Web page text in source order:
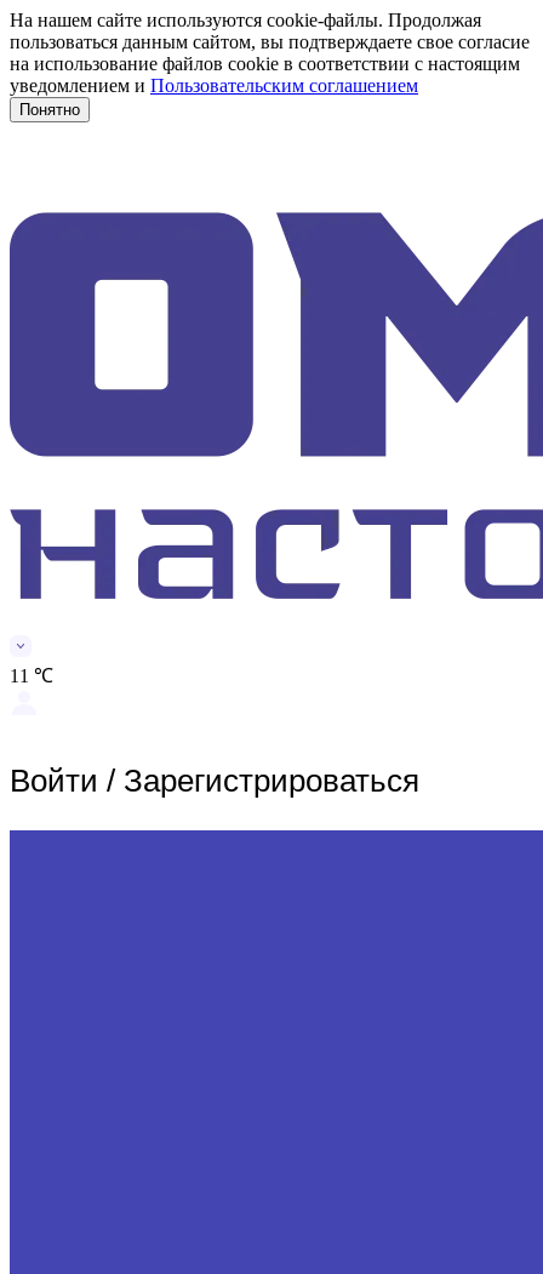
На нашем сайте используются cookie-файлы. Продолжая
пользоваться данным сайтом, вы подтверждаете свое согласие
на использование файлов cookie в соответствии с настоящим
уведомлением и Пользовательским соглашением
Понятно
11 ℃
Войти / Зарегистрироваться